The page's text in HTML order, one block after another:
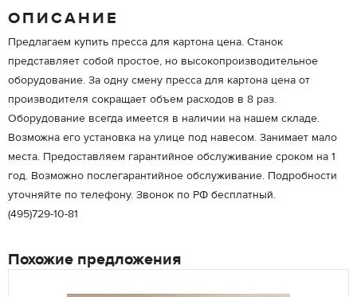
ОПИСАНИЕ
Предлагаем купить пресса для картона цена. Станок
представляет собой простое, но высокопроизводительное
оборудование. За одну смену пресса для картона цена от
производителя сокращает объем расходов в 8 раз.
Оборудование всегда имеется в наличии на нашем складе.
Возможна его установка на улице под навесом. Занимает мало
места. Предоставляем гарантийное обслуживание сроком на 1
год. Возможно послегарантийное обслуживание. Подробности
уточняйте по телефону. Звонок по РФ бесплатный.
(495)729-10-81
Похожие предложения